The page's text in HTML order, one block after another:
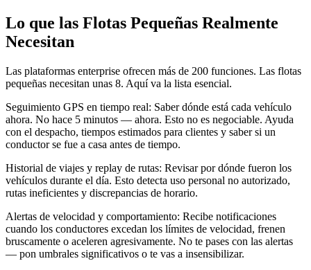
Lo que las Flotas Pequeñas Realmente
Necesitan
Las plataformas enterprise ofrecen más de 200 funciones. Las flotas
pequeñas necesitan unas 8. Aquí va la lista esencial.
Seguimiento GPS en tiempo real: Saber dónde está cada vehículo
ahora. No hace 5 minutos — ahora. Esto no es negociable. Ayuda
con el despacho, tiempos estimados para clientes y saber si un
conductor se fue a casa antes de tiempo.
Historial de viajes y replay de rutas: Revisar por dónde fueron los
vehículos durante el día. Esto detecta uso personal no autorizado,
rutas ineficientes y discrepancias de horario.
Alertas de velocidad y comportamiento: Recibe notificaciones
cuando los conductores excedan los límites de velocidad, frenen
bruscamente o aceleren agresivamente. No te pases con las alertas
— pon umbrales significativos o te vas a insensibilizar.